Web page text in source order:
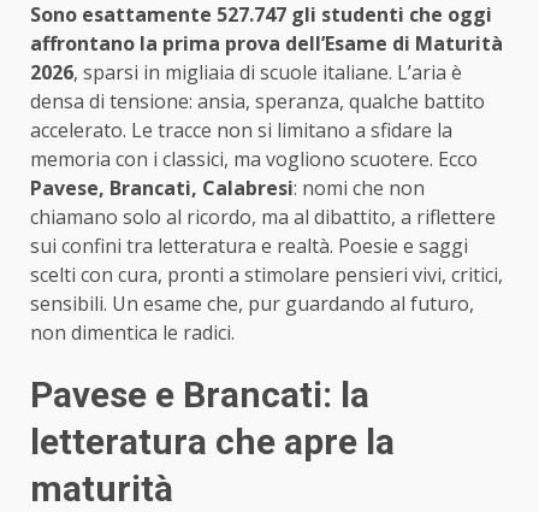
Sono esattamente 527.747 gli studenti che oggi
affrontano la prima prova dell’Esame di Maturità
2026, sparsi in migliaia di scuole italiane. L’aria è
densa di tensione: ansia, speranza, qualche battito
accelerato. Le tracce non si limitano a sfidare la
memoria con i classici, ma vogliono scuotere. Ecco
Pavese, Brancati, Calabresi: nomi che non
chiamano solo al ricordo, ma al dibattito, a riflettere
sui confini tra letteratura e realtà. Poesie e saggi
scelti con cura, pronti a stimolare pensieri vivi, critici,
sensibili. Un esame che, pur guardando al futuro,
non dimentica le radici.
Pavese e Brancati: la
letteratura che apre la
maturità